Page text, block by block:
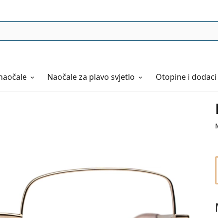
Naočaleza plavo svjetlo Otopine i dodaci